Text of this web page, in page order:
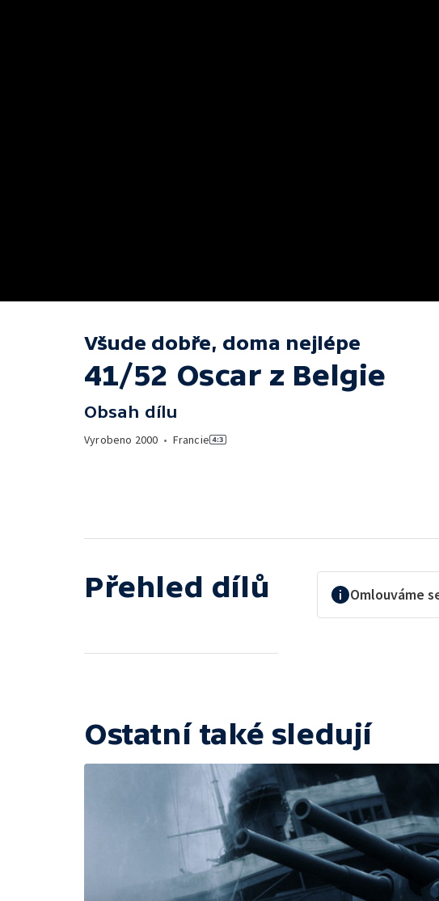
Všude dobře, doma nejlépe
41/52 Oscar z Belgie
Obsah dílu
Vyrobeno 2000 • Francie
Přehled dílů Omlouváme
Ostatní také sledují